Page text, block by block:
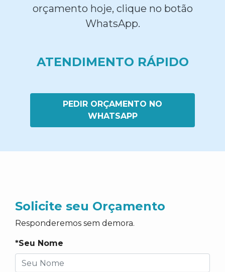
orçamento hoje, clique no botão
WhatsApp.
ATENDIMENTO RÁPIDO
PEDIR ORÇAMENTO NO
WHATSAPP
Solicite seu Orçamento
Responderemos sem demora.
*Seu Nome